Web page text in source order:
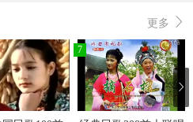
民歌经典浏阳河湖南民歌
东北民歌大姑娘美大姑娘浪
更多
7